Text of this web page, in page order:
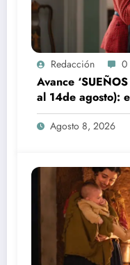
Redacción 0
Avance
al 14de agosto):
la luz
Agosto 8, 2026